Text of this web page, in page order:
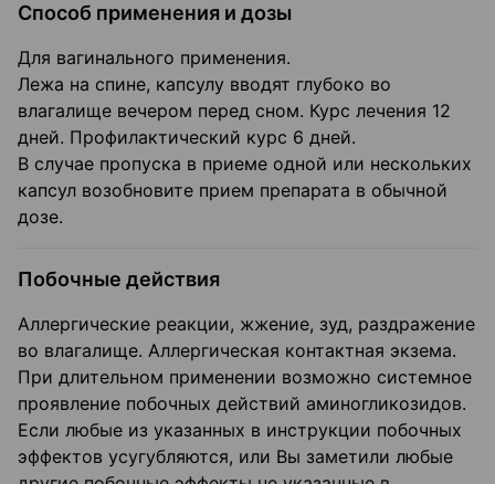
Способ применения и дозы
Для вагинального применения.
Лежа на спине, капсулу вводят глубоко во
влагалище вечером перед сном. Курс лечения 12
дней. Профилактический курс 6 дней.
В случае пропуска в приеме одной или нескольких
капсул возобновите прием препарата в обычной
дозе.
Побочные действия
Аллергические реакции, жжение, зуд, раздражение
во влагалище. Аллергическая контактная экзема.
При длительном применении возможно системное
проявление побочных действий аминогликозидов.
Если любые из указанных в инструкции побочных
эффектов усугубляются, или Вы заметили любые